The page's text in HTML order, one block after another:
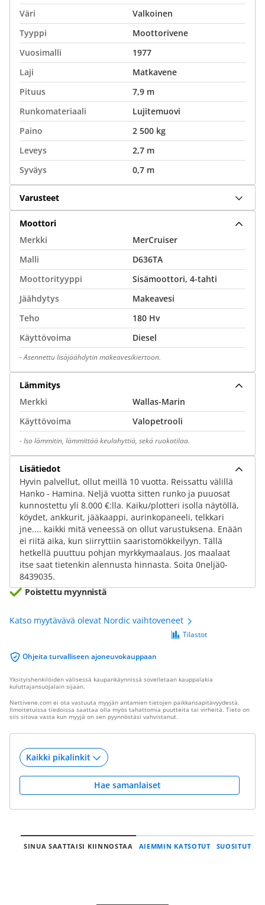
Väri
Valkoinen
Tyyppi
Moottorivene
Vuosimalli
1977
Laji
Matkavene
Pituus
7,9 m
Runkomateriaali
Lujitemuovi
Paino
2 500 kg
Leveys
2,7 m
Syväys
0,7 m
Varusteet
Moottori
Merkki
MerCruiser
Malli
D636TA
Moottorityyppi
Sisämoottori, 4-tahti
Jäähdytys
Makeavesi
Teho
180 Hv
Käyttövoima
Diesel
-Asennettu lisäjäähdytin makeavesikiertoon.
Lämmitys
Merkki
Wallas-Marin
Käyttövoima
Valopetrooli
-Iso lämmitin, lämmittää keulahyttiä, sekä ruokatilaa.
Lisätiedot
Hyvin palvellut, ollut meillä 10 vuotta. Reissattu välillä
Hanko - Hamina. Neljä vuotta sitten runko ja puuosat
kunnostettu yli 8.000 €:lla. Kaiku/plotteri isolla näytöllä,
köydet, ankkurit, jääkaappi, aurinkopaneeli, telkkari
jne.... kaikki mitä veneessä on ollut varustuksena. Enään
ei riitä aika, kun siirryttiin saaristomökkeilyyn. Tällä
hetkellä puuttuu pohjan myrkkymaalaus. Jos maalaat
itse saat tietenkin alennusta hinnasta. Soita 0neljä0-
8439035.
Poistettu myynnistä
Katso myytävävä olevat Nordic vaihtoveneet
Ohjeita turvalliseen ajoneuvokauppaan
Tilastot
Yksityishenkilöiden välisessä kaupankäynnissä sovelletaan kauppalakia
kuluttajansuojalain sijaan.
Nettivene.com ei ota vastuuta myyjän antamien tietojen paikkansapitävyydestä.
Ilmoitetuissa tiedoissa saattaa olla myös tahattomia puutteita tai virheitä. Tieto on
siis sitova vasta kun myyjä on sen pyynnöstäsi vahvistanut.
Hae samanlaiset
SINUA SAATTAISI KIINNOSTAA AIEMMIN KATSOTUT SUOSITUT